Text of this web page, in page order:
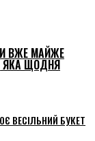
ВЖЕ МАЙЖЕ
ЯКА ЩОДНЯ
ВЕСІЛЬНИЙ БУКЕТ